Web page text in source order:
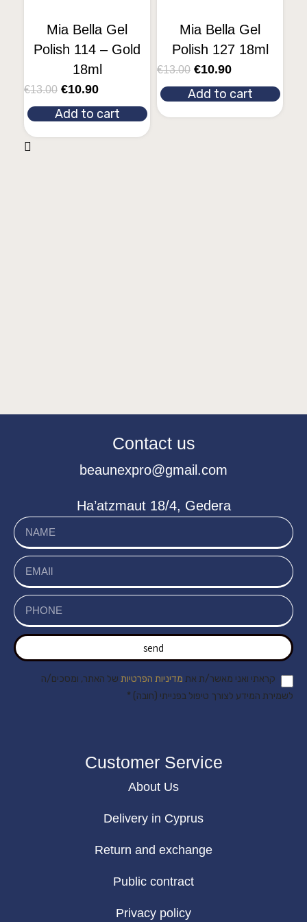
Mia Bella Gel
Polish 114 – Gold
18ml
€13.00 €10.90
Add to cart
Mia Bella Gel
Polish 127 18ml
€13.00 €10.90
Add to cart
Contact us
beaunexpro@gmail.com
Ha’atzmaut 18/4, Gedera
send
קראתי ואני מאשר/ת את מדיניות הפרטיות של האתר, ומסכים/ה
לשמירת המידע לצורך טיפול בפנייתי (חובה) *
Customer Service
About Us
Delivery in Cyprus
Return and exchange
Public contract
Privacy policy